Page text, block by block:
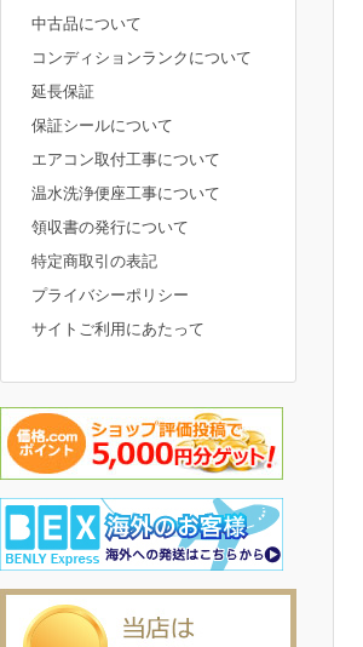
中古品について
コンディションランクについて
延長保証
保証シールについて
エアコン取付工事について
温水洗浄便座工事について
領収書の発行について
特定商取引の表記
プライバシーポリシー
サイトご利用にあたって